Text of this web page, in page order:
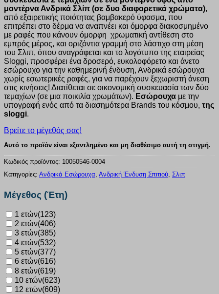
μοντέρνα Ανδρικά Σλίπ (σε δυο διαφορετικά χρώματα),
από εξαιρετικής ποιότητας βαμβακερό ύφασμα, που
επιτρέπει στο δέρμα να αναπνέει και όμορφα διακοσμημένο
με ραφές που κάνουν όμορφη χρωματική αντίθεση στο
εμπρός μέρος, και οριζόντια γραμμή στο λάστιχο στη μέση
του Σλιπ, όπου αναγράφεται και το λογότυπο της εταιρείας
Sloggi, προσφέρει ένα δροσερό, ευκολοφόρετο και άνετο
εσώρουχο για την καθημερινή ένδυση, Ανδρικά εσώρουχα
χωρίς εσωτερικές ραφές, για να παρέχουν ξεχωριστή άνεση
στις κινήσεις! Διατίθεται σε οικονομική συσκευασία των δύο
τεμαχίων (σε μια ποικιλία χρωμάτων). Eσώρουχα με την
υπογραφή ενός από τα διασημότερα Brands του κόσμου, της
sloggi.
Βρείτε το μέγεθός σας!
Αυτό το προϊόν είναι εξαντλημένο και μη διαθέσιμο αυτή τη στιγμή.
Κωδικός προϊόντος: 10050546-0004
Κατηγορίες: Ανδρικά Εσώρουχα, Ανδρική Ένδυση Σπιτιού, Σλιπ
Μέγεθος (Έτη)
1 ετών(123)
2 ετών(406)
3 ετών(385)
4 ετών(532)
5 ετών(377)
6 ετών(616)
8 ετών(619)
10 ετών(623)
12 ετών(609)